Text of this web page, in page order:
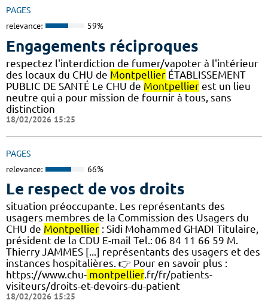
PAGES
relevance: 59%
Engagements réciproques
respectez l'interdiction de fumer/vapoter à l'intérieur
des locaux du CHU de Montpellier ÉTABLISSEMENT
PUBLIC DE SANTÉ Le CHU de Montpellier est un lieu
neutre qui a pour mission de fournir à tous, sans
distinction
18/02/2026 15:25
PAGES
relevance: 66%
Le respect de vos droits
situation préoccupante. Les représentants des
usagers membres de la Commission des Usagers du
CHU de Montpellier : Sidi Mohammed GHADI Titulaire,
président de la CDU E-mail Tel.: 06 84 11 66 59 M.
Thierry JAMMES [...] représentants des usagers et des
instances hospitalières. 👉 Pour en savoir plus :
https://www.chu- montpellier.fr/fr/patients-
visiteurs/droits-et-devoirs-du-patient
18/02/2026 15:25